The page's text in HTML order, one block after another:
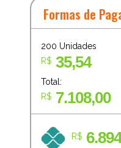
Formas de
200 Unidades
R$ 35,54
Total:
R$ 7.108,00
R$